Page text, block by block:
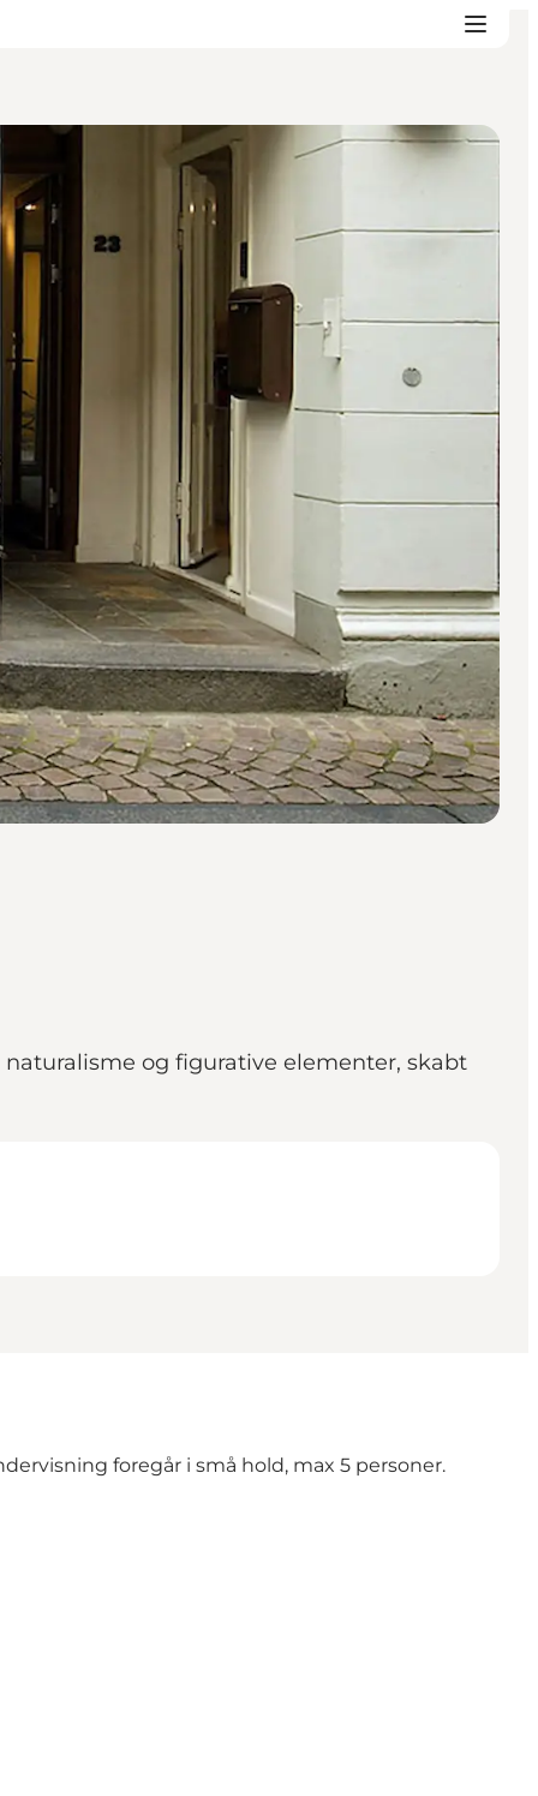
og figurative elementer, skabt
foregår i små hold, max 5 personer.